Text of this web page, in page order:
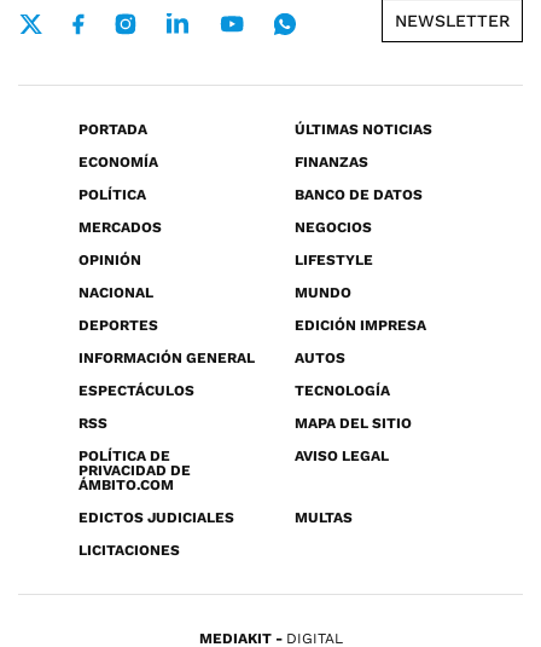
NEWSLETTER
PORTADA
ÚLTIMAS NOTICIAS
ECONOMÍA
FINANZAS
POLÍTICA
BANCO DE DATOS
MERCADOS
NEGOCIOS
OPINIÓN
LIFESTYLE
NACIONAL
MUNDO
DEPORTES
EDICIÓN IMPRESA
INFORMACIÓN GENERAL
AUTOS
ESPECTÁCULOS
TECNOLOGÍA
RSS
MAPA DEL SITIO
POLÍTICA DE
PRIVACIDAD DE
ÁMBITO.COM
AVISO LEGAL
EDICTOS JUDICIALES
MULTAS
LICITACIONES
MEDIAKIT DIGITAL